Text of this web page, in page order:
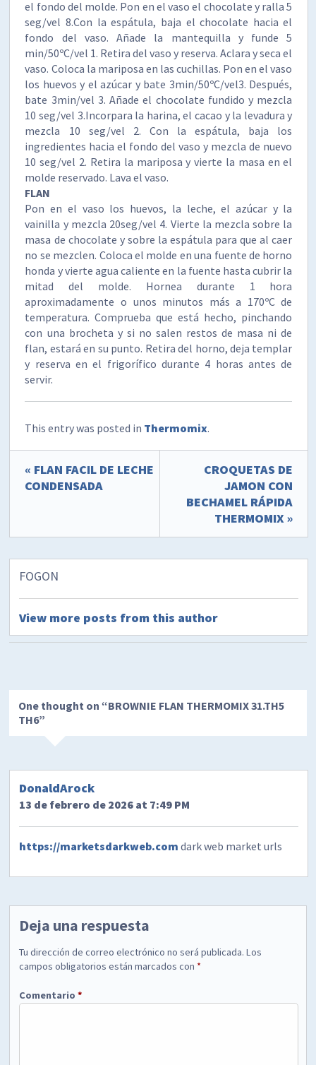
el fondo del molde. Pon en el vaso el chocolate y ralla 5
seg/vel 8.Con la espátula, baja el chocolate hacia el
fondo del vaso. Añade la mantequilla y funde 5
min/50ºC/vel 1. Retira del vaso y reserva. Aclara y seca el
vaso. Coloca la mariposa en las cuchillas. Pon en el vaso
los huevos y el azúcar y bate 3min/50ºC/vel3. Después,
bate 3min/vel 3. Añade el chocolate fundido y mezcla
10 seg/vel 3.Incorpara la harina, el cacao y la levadura y
mezcla 10 seg/vel 2. Con la espátula, baja los
ingredientes hacia el fondo del vaso y mezcla de nuevo
10 seg/vel 2. Retira la mariposa y vierte la masa en el
molde reservado. Lava el vaso.
FLAN
Pon en el vaso los huevos, la leche, el azúcar y la
vainilla y mezcla 20seg/vel 4. Vierte la mezcla sobre la
masa de chocolate y sobre la espátula para que al caer
no se mezclen. Coloca el molde en una fuente de horno
honda y vierte agua caliente en la fuente hasta cubrir la
mitad del molde. Hornea durante 1 hora
aproximadamente o unos minutos más a 170ºC de
temperatura. Comprueba que está hecho, pinchando
con una brocheta y si no salen restos de masa ni de
flan, estará en su punto. Retira del horno, deja templar
y reserva en el frigorífico durante 4 horas antes de
servir.
This entry was posted in Thermomix.
« FLAN FACIL DE LECHE
CONDENSADA
CROQUETAS DE
JAMON CON
BECHAMEL RÁPIDA
THERMOMIX »
FOGON
View more posts from this author
One thought on “BROWNIE FLAN THERMOMIX 31.TH5
TH6”
DonaldArock
13 de febrero de 2026 at 7:49 PM
https://marketsdarkweb.com dark web market urls
Deja una respuesta
Tu dirección de correo electrónico no será publicada. Los
campos obligatorios están marcados con *
Comentario*